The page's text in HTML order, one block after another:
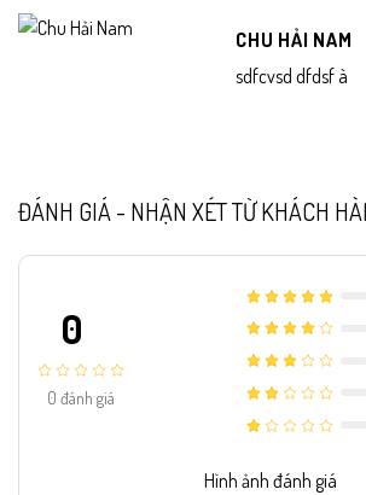
CHU HẢI NAM
sdfcvsd dfdsf à
ĐÁNH GIÁ - NHẬN XÉT TỪ KHÁCH
0
0 đánh giá
Hình ảnh đánh giá